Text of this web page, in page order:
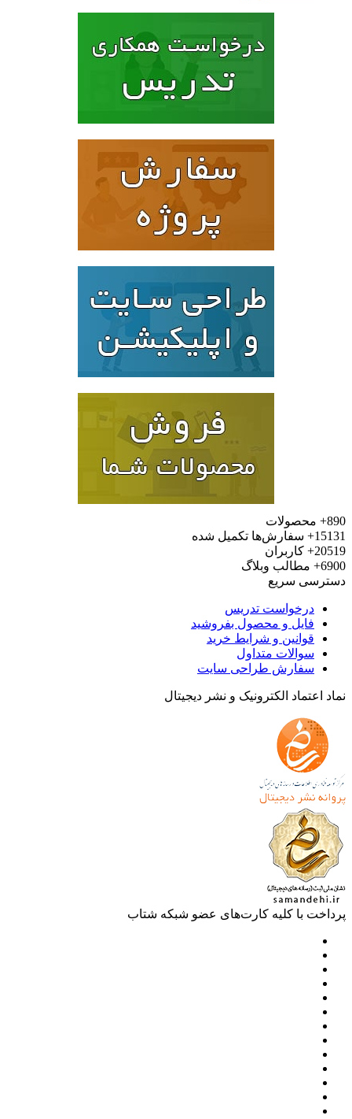
محصولات
سفارش‌ها تکمیل شده
کاربران
مطالب وبلاگ
سریع
درخواست تدریس
فایل و محصول بفروشید
قوانین و شرایط خرید
سوالات متداول
سفارش طراحی سایت
اعتماد الکترونیک و نشر دیجیتال
با کلیه کارت‌های عضو شبکه شتاب